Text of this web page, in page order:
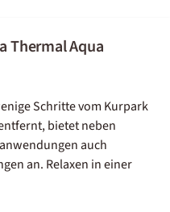
Thermal Aqua
Schritte vom Kurpark
bietet neben
auch
an. Relaxen in einer